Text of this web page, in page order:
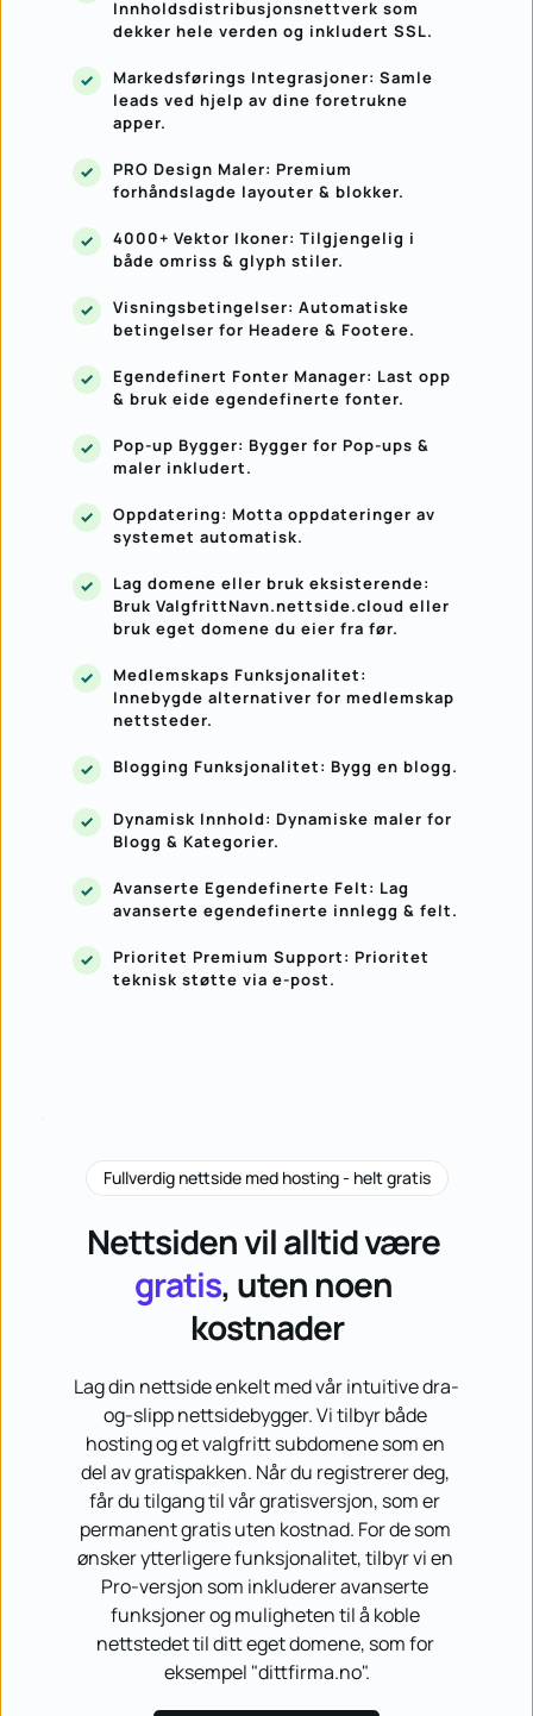
Innholdsdistribusjonsnettverk som
dekker hele verden og inkludert SSL.
Markedsførings Integrasjoner: Samle
leads ved hjelp av dine foretrukne
apper.
PRO Design Maler: Premium
forhåndslagde layouter & blokker.
4000+ Vektor Ikoner: Tilgjengelig i
både omriss & glyph stiler.
Visningsbetingelser: Automatiske
betingelser for Headere & Footere.
Egendefinert Fonter Manager: Last opp
& bruk eide egendefinerte fonter.
Pop-up Bygger: Bygger for Pop-ups &
maler inkludert.
Oppdatering: Motta oppdateringer av
systemet automatisk.
Lag domene eller bruk eksisterende:
Bruk ValgfrittNavn.nettside.cloud eller
bruk eget domene du eier fra før.
Medlemskaps Funksjonalitet:
Innebygde alternativer for medlemskap
nettsteder.
Blogging Funksjonalitet: Bygg en blogg.
Dynamisk Innhold: Dynamiske maler for
Blogg & Kategorier.
Avanserte Egendefinerte Felt: Lag
avanserte egendefinerte innlegg & felt.
Prioritet Premium Support: Prioritet
teknisk støtte via e-post.
Fullverdig nettside med hosting - helt gratis
gratis, uten noen
kostnader
Lag din nettside enkelt med vår intuitive dra-
og-slipp nettsidebygger. Vi tilbyr både
hosting og et valgfritt subdomene som en
del av gratispakken. Når du registrerer deg,
får du tilgang til vår gratisversjon, som er
permanent gratis uten kostnad. For de som
ønsker ytterligere funksjonalitet, tilbyr vi en
Pro-versjon som inkluderer avanserte
funksjoner og muligheten til å koble
nettstedet til ditt eget domene, som for
eksempel "dittfirma.no".